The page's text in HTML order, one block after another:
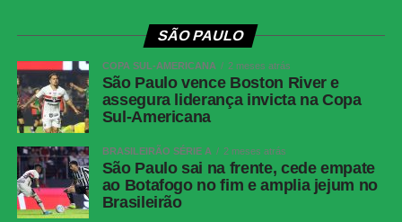
WhatsApp
Facebook
Twitter
Messenger
SÃO PAULO
COPA SUL-AMERICANA 2 meses atrás
São Paulo vence Boston River e
assegura liderança invicta na Copa
Sul-Americana
BRASILEIRÃO SÉRIE A 2 meses atrás
São Paulo sai na frente, cede empate
ao Botafogo no fim e amplia jejum no
Brasileirão